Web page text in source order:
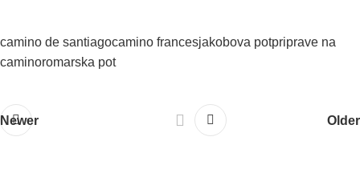
camino de santiagocamino francesjakobova potpriprave na
caminoromarska pot
Newer Older